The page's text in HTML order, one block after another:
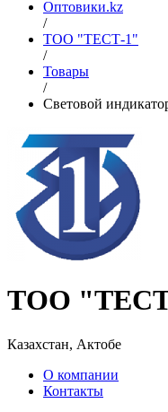
Оптовики.kz
/
ТОО "ТЕСТ-1"
/
Товары
/
Световой
ТОО
Казахстан, Актобе
О компании
Контакты